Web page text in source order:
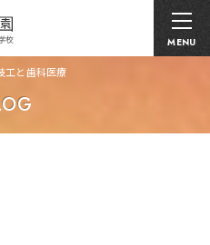
MENU
工と歯科医療